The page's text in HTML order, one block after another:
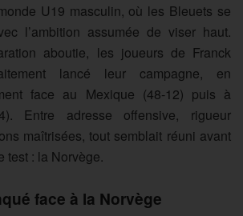
U19 masculin, où les Bleuets se
l’ambition assumée de viser haut.
aboutie, les joueurs de Franck
lancé leur campagne, en
face au Mexique (48-12) puis à
Entre adresse offensive, rigueur
maîtrisées, tout semblait réuni avant
test : la Norvège.
face à la Norvège